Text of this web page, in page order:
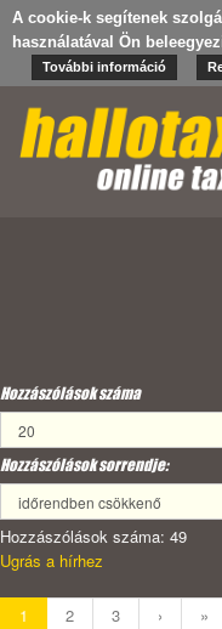
A cookie-k segítenek
használatával Ön
További információ
Hozzászólások száma
Hozzászólások sorrendje:
Hozzászólások száma: 49
Ugrás a hírhez
1 2 3 › »